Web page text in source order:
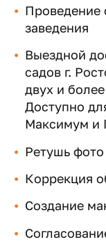
Проведение
заведения
Выездной
садов г.
двух и
Доступно
Максимум и
Ретушь
Коррекция
Создание